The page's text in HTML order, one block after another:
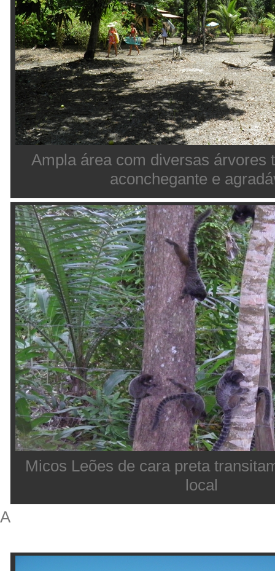
Ampla área com diversas árvores
aconchegante e
Micos Leões de cara preta
local
A